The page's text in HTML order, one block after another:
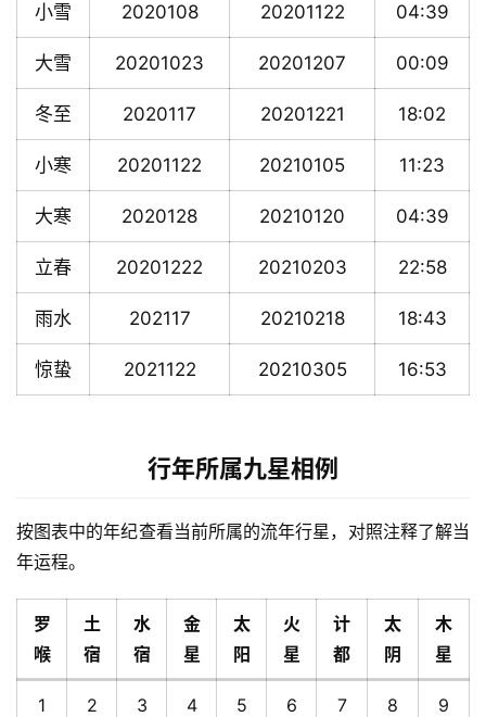
小雪 2020108 20201122 04:39
大雪 20201023 20201207 00:09
冬至 2020117 20201221 18:02
小寒 20201122 20210105 11:23
大寒 2020128 20210120 04:39
立春 20201222 20210203 22:58
雨水 202117 20210218 18:43
惊蛰 2021122 20210305 16:53
行年所属九星相例
按图表中的年纪查看当前所属的流年行星，对照注释了解当
年运程。
罗
喉
土
宿
水
宿
金
星
太
阳
火
星
计
都
太
阴
木
星
1 2 3 4 5 6 7 8 9